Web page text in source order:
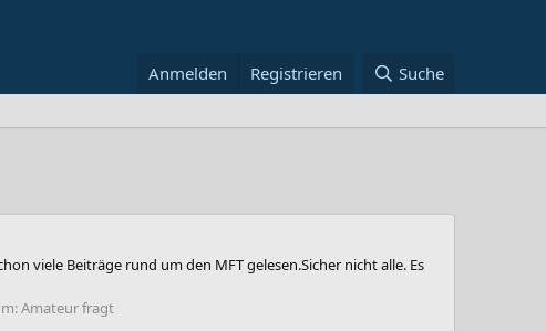
Anmelden Registrieren Suche
viele Beiträge rund um den MFT gelesen.Sicher nicht alle. Es
Amateur fragt